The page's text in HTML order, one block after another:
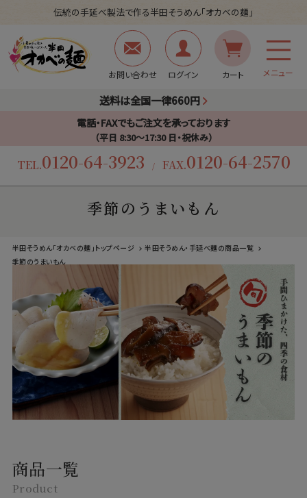
伝統の手延べ製法で作る半田そうめん「オカベの麺」
お問い合わせ ログイン カート メニュー
送料は全国一律660円
電話・FAXでもご注文を承っております
（平日 8:30〜17:30 日・祝休み）
TEL.0120-64-3923 / FAX.0120-64-2570
半田そうめん「オカベの麺」トップページ
半田そうめん・手延べ麺の商品一覧
季節のうまいもん
季節のうまいもん
商品一覧
Product